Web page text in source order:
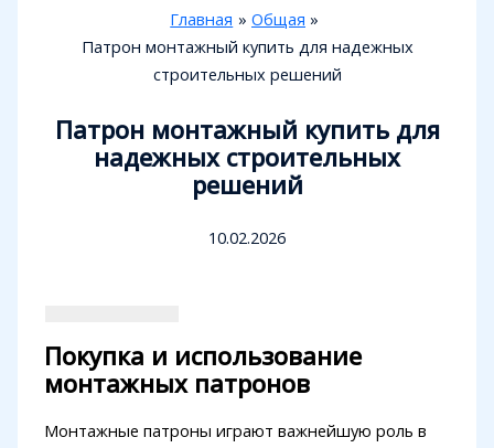
Главная
Общая
Патрон монтажный купить для надежных
строительных решений
Патрон монтажный купить для
надежных строительных
решений
10.02.2026
Покупка и использование
монтажных патронов
Монтажные патроны играют важнейшую роль в